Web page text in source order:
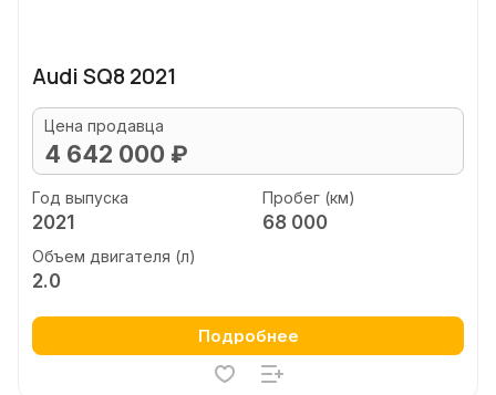
Audi SQ8 2021
Цена продавца
4 642 000 ₽
Год выпуска
2021
Пробег (км)
68 000
Объем двигателя (л)
2.0
Подробнее